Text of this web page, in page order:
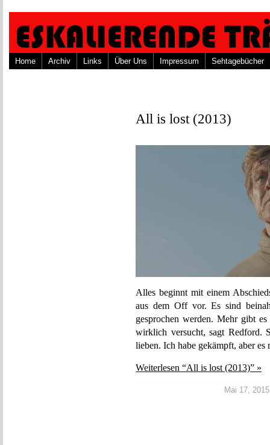
Home Archiv Links Über Uns Impressum Sehtagebücher
All is lost (2013)
Alles beginnt mit einem
aus dem Off vor. Es sind
gesprochen werden. Mehr gibt
wirklich versucht, sagt Redford.
lieben. Ich habe gekämpft, aber
Weiterlesen “All is lost (2013)” »
Mai 17,